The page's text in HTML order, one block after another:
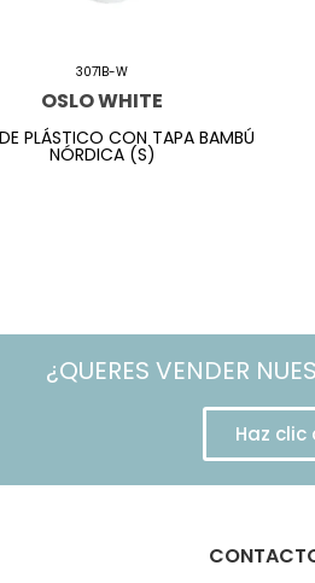
3071B-W
OSLO WHITE
PLÁSTICO CON TAPA BAMBÚ
NÓRDICA (S)
¿QUERES VENDER
Haz